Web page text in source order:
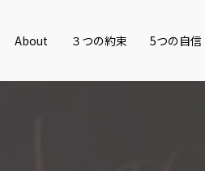
About ３つの約束 5つの自信